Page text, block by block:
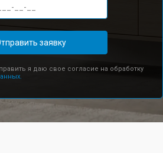
заявку
я даю свое согласие на обработку